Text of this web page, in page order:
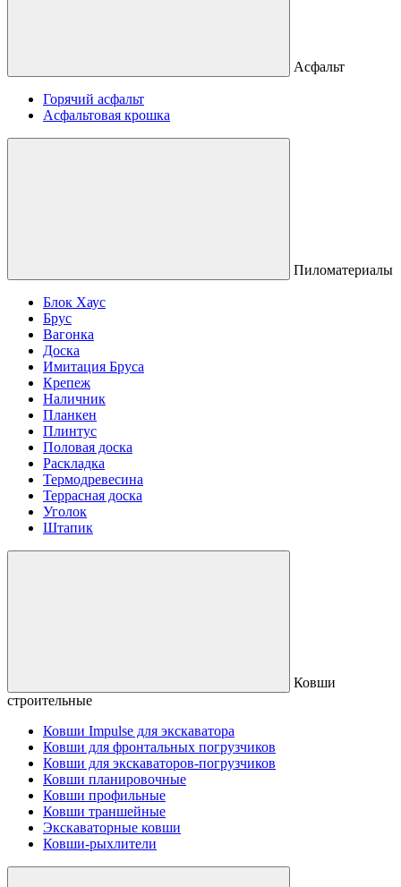
Асфальт
Горячий асфальт
Асфальтовая крошка
Пиломатериалы
Блок Хаус
Брус
Вагонка
Доска
Имитация Бруса
Крепеж
Наличник
Планкен
Плинтус
Половая доска
Раскладка
Термодревесина
Террасная доска
Уголок
Штапик
Ковши
строительные
Ковши Impulse для экскаватора
Ковши для фронтальных погрузчиков
Ковши для экскаваторов-погрузчиков
Ковши планировочные
Ковши профильные
Ковши траншейные
Экскаваторные ковши
Ковши-рыхлители